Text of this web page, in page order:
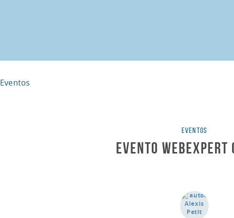
Eventos
EVENTOS
Evento WebExpert